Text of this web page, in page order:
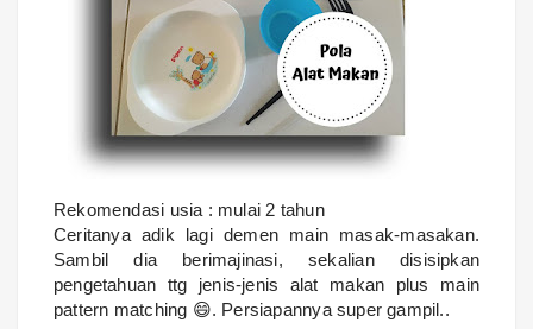
Rekomendasi usia : mulai 2 tahun
Ceritanya adik lagi demen main masak-masakan.
Sambil dia berimajinasi, sekalian disisipkan
pengetahuan ttg jenis-jenis alat makan plus main
pattern matching 😄. Persiapannya super gampil..